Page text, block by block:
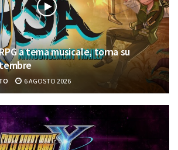
a tema musicale, torna su
6 AGOSTO 2026